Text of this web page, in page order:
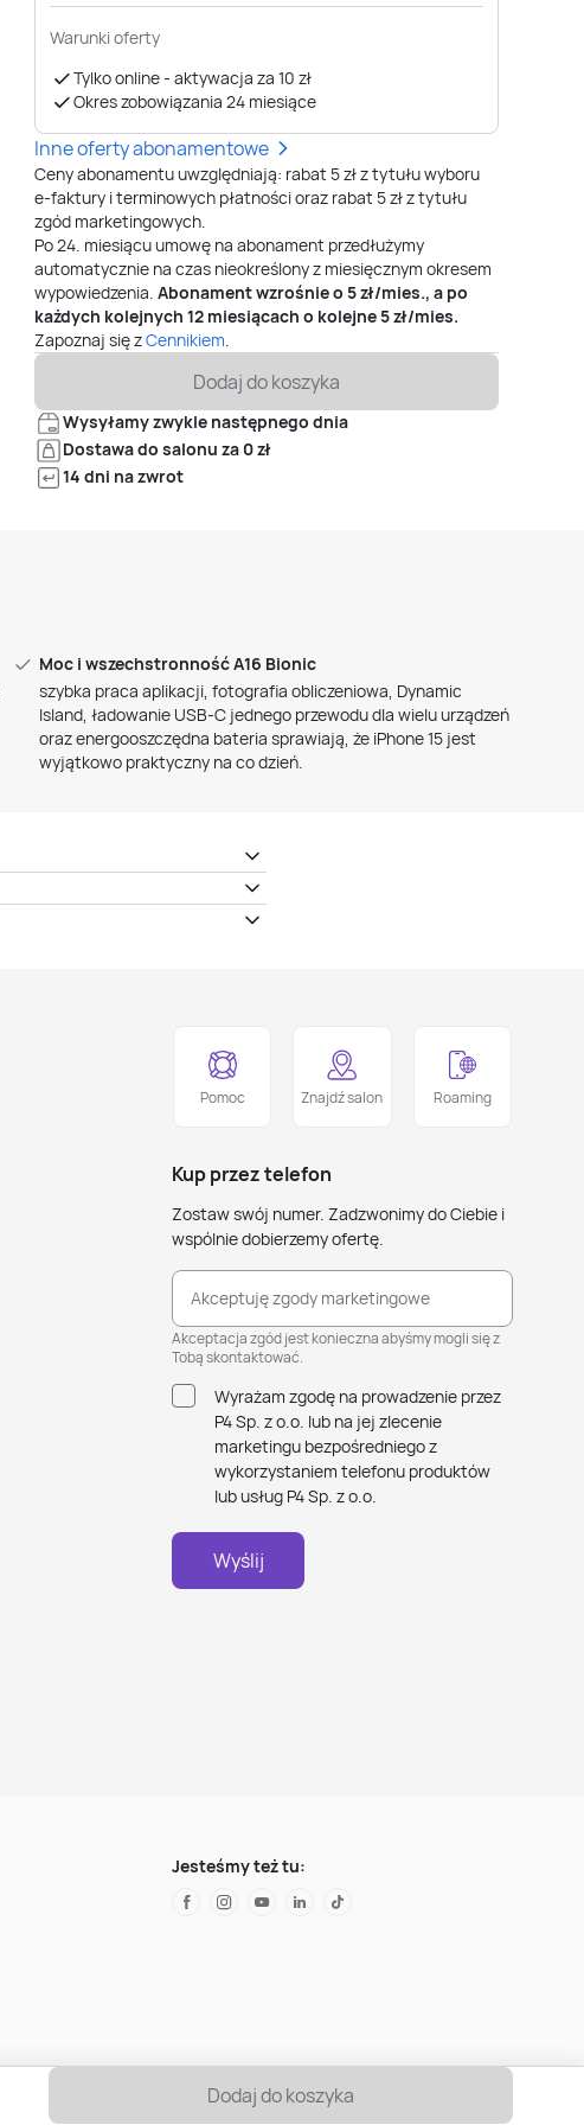
Warunki oferty
Tylko online - aktywacja za 10 zł
Okres zobowiązania 24 miesiące
Inne oferty abonamentowe
Ceny abonamentu uwzględniają: rabat 5 zł z tytułu wyboru
e-faktury i terminowych płatności oraz rabat 5 zł z tytułu
zgód marketingowych.
Po24. miesiącu umowę na abonament przedłużymy
automatycznie na czas nieokreślony z miesięcznym okresem
wypowiedzenia. Abonament wzrośnie o 5zł/mies., a po
każdych kolejnych 12 miesiącach o kolejne5zł/mies.
Zapoznaj się zCennikiem.
Dodaj do koszyka
Dodaj do koszyka
Wysyłamy zwykle następnego dnia
Dostawa do salonu za 0 zł
14 dni na zwrot
Moc i wszechstronność A16 Bionic
szybka praca aplikacji, fotografia obliczeniowa, Dynamic
Island, ładowanie USB‑C jednego przewodu dla wielu urządzeń
oraz energooszczędna bateria sprawiają, że iPhone 15 jest
wyjątkowo praktyczny na co dzień.
Pomoc Znajdź salon Roaming
Kup przez telefon
Zostaw swój numer. Zadzwonimy do Ciebie i
wspólnie dobierzemy ofertę.
Akceptuję zgody marketingowe
Akceptacja zgód jest konieczna abyśmy mogli się z
Tobą skontaktować.
Wyrażam zgodę na prowadzenie przez
P4 Sp. z o.o. lub na jej zlecenie
marketingu bezpośredniego z
wykorzystaniem telefonu produktów
lub usług P4 Sp. z o.o.
Wyślij
Jesteśmy też tu: